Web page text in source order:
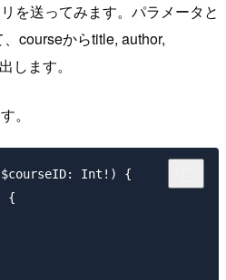
を送ってみます。パラメータと
courseからtitle, author,
します。
。
Int!) {
{